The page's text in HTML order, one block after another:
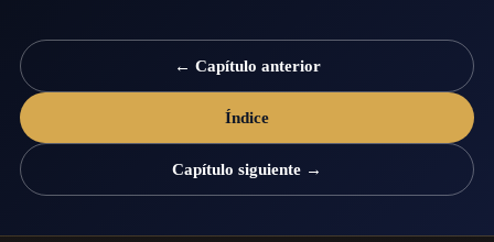
← Capítulo anterior
Índice
Capítulo siguiente →